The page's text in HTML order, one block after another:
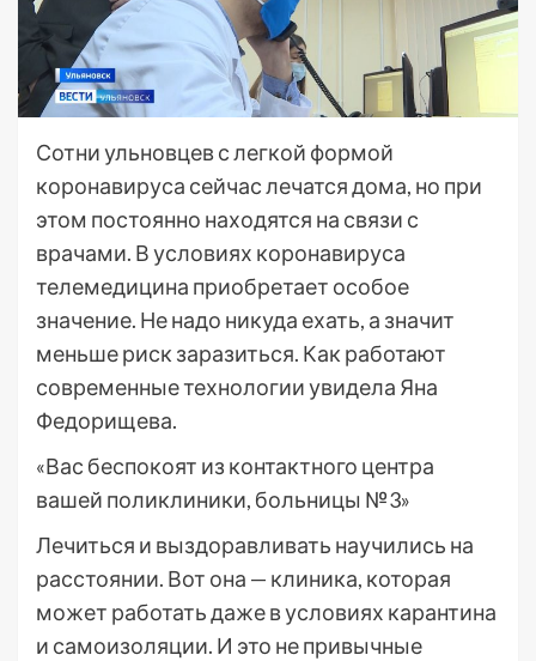
Сотни ульновцев с легкой формой
коронавируса сейчас лечатся дома, но при
этом постоянно находятся на связи с
врачами. В условиях коронавируса
телемедицина приобретает особое
значение. Не надо никуда ехать, а значит
меньше риск заразиться. Как работают
современные технологии увидела Яна
Федорищева.
«Вас беспокоят из контактного центра
вашей поликлиники, больницы №3»
Лечиться и выздоравливать научились на
расстоянии. Вот она — клиника, которая
может работать даже в условиях карантина
и самоизоляции. И это не привычные